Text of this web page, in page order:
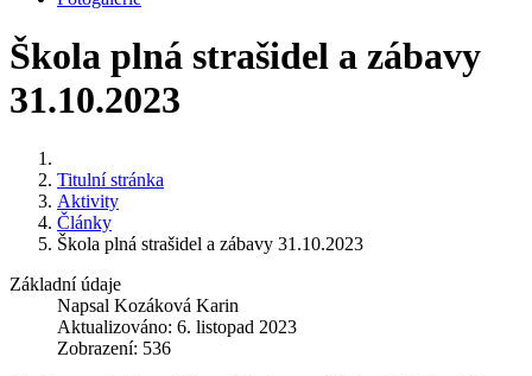
Škola plná strašidel a zábavy
31.10.2023
Titulní stránka
Aktivity
Články
Škola plná strašidel a zábavy 31.10.2023
Základní údaje
Napsal Kozáková Karin
Aktualizováno: 6. listopad 2023
Zobrazení: 536